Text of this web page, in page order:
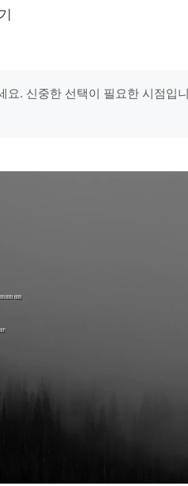
요. 신중한 선택이 필요한 시점입